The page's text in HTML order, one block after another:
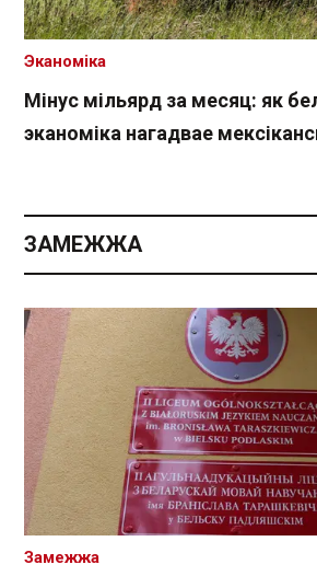
Мінус мільярд за месяц: як
эканоміка нагадвае
Эканоміка
ЗАМЕЖЖА
Замежжа